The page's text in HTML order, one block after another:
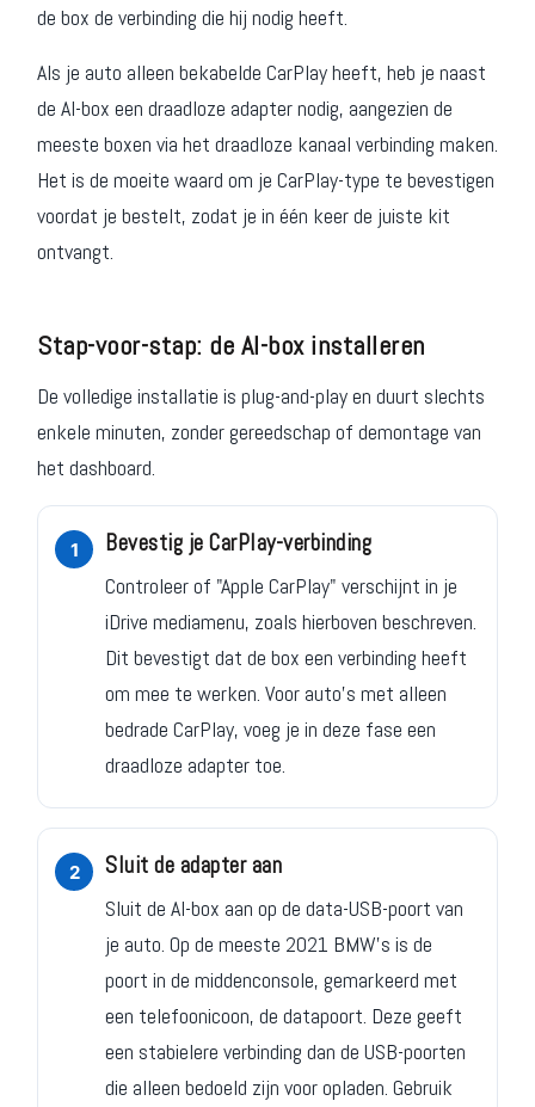
de box de verbinding die hij nodig heeft.
Als je auto alleen bekabelde CarPlay heeft, heb je naast
de AI-box een draadloze adapter nodig, aangezien de
meeste boxen via het draadloze kanaal verbinding maken.
Het is de moeite waard om je CarPlay-type te bevestigen
voordat je bestelt, zodat je in één keer de juiste kit
ontvangt.
Stap-voor-stap: de AI-box installeren
De volledige installatie is plug-and-play en duurt slechts
enkele minuten, zonder gereedschap of demontage van
het dashboard.
Bevestig je CarPlay-verbinding
Controleer of "Apple CarPlay" verschijnt in je
iDrive mediamenu, zoals hierboven beschreven.
Dit bevestigt dat de box een verbinding heeft
om mee te werken. Voor auto's met alleen
bedrade CarPlay, voeg je in deze fase een
draadloze adapter toe.
Sluit de adapter aan
Sluit de AI-box aan op de data-USB-poort van
je auto. Op de meeste 2021 BMW's is de
poort in de middenconsole, gemarkeerd met
een telefoonicoon, de datapoort. Deze geeft
een stabielere verbinding dan de USB-poorten
die alleen bedoeld zijn voor opladen. Gebruik